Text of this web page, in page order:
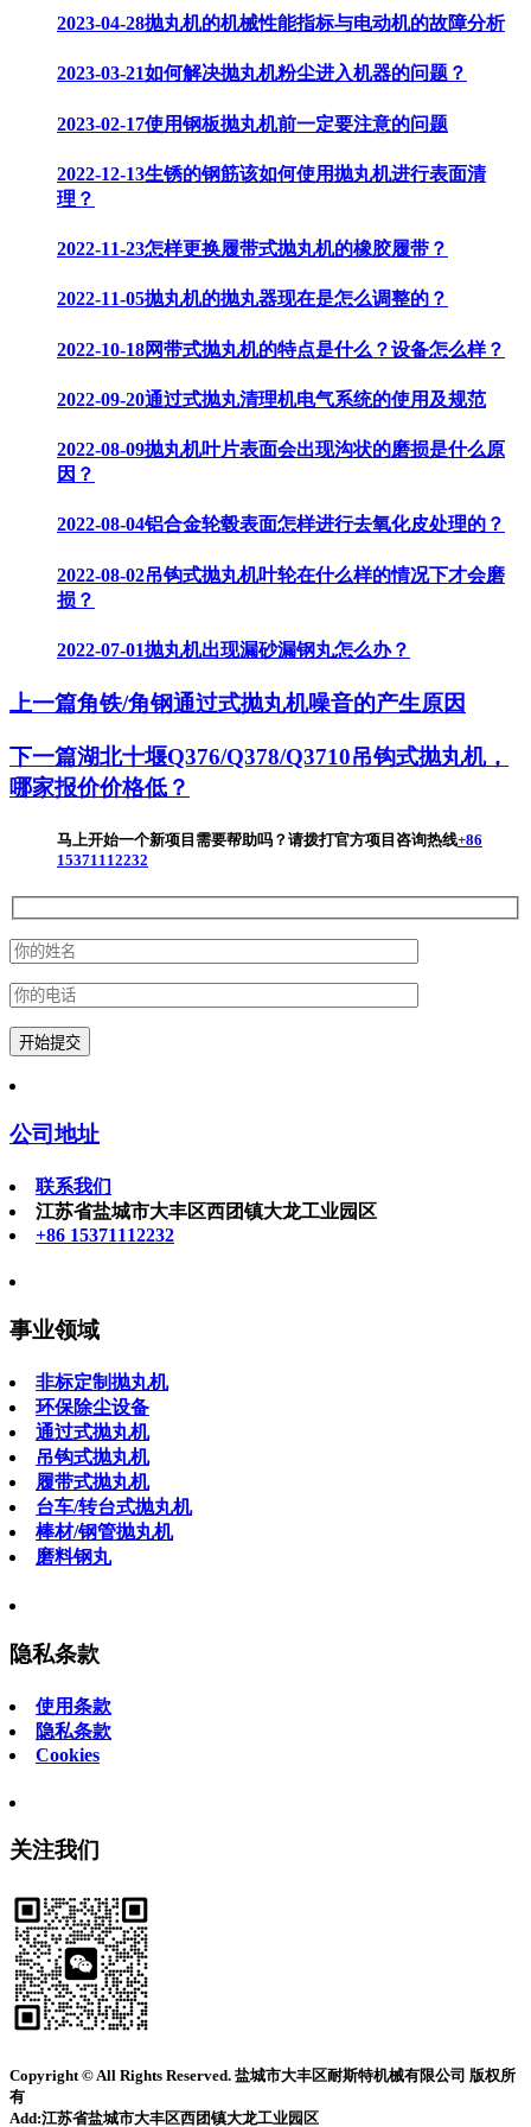
2023-04-28抛丸机的机械性能指标与电动机的故障分析
2023-03-21如何解决抛丸机粉尘进入机器的问题？
2023-02-17使用钢板抛丸机前一定要注意的问题
2022-12-13生锈的钢筋该如何使用抛丸机进行表面清
理？
2022-11-23怎样更换履带式抛丸机的橡胶履带？
2022-11-05抛丸机的抛丸器现在是怎么调整的？
2022-10-18网带式抛丸机的特点是什么？设备怎么样？
2022-09-20通过式抛丸清理机电气系统的使用及规范
2022-08-09抛丸机叶片表面会出现沟状的磨损是什么原
因？
2022-08-04铝合金轮毂表面怎样进行去氧化皮处理的？
2022-08-02吊钩式抛丸机叶轮在什么样的情况下才会磨
损？
2022-07-01抛丸机出现漏砂漏钢丸怎么办？
上一篇角铁/角钢通过式抛丸机噪音的产生原因
下一篇湖北十堰Q376/Q378/Q3710吊钩式抛丸机，
哪家报价价格低？
马上开始一个新项目 需要帮助吗？请拨打官方项目咨询热线+86
15371112232
公司地址
联系我们
江苏省盐城市大丰区西团镇大龙工业园区
+86 15371112232
事业领域
非标定制抛丸机
环保除尘设备
通过式抛丸机
吊钩式抛丸机
履带式抛丸机
台车/转台式抛丸机
棒材/钢管抛丸机
磨料钢丸
隐私条款
使用条款
隐私条款
Cookies
关注我们
Copyright © All Rights Reserved. 盐城市大丰区耐斯特机械有限公司 版权所
有
Add:江苏省盐城市大丰区西团镇大龙工业园区